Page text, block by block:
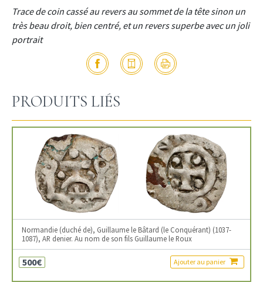
Trace de coin cassé au revers au sommet de la tête sinon un
très beau droit, bien centré, et un revers superbe avec un joli
portrait
PRODUITS LIÉS
Normandie (duché de), Guillaume le Bâtard (le Conquérant) (1037-
1087), AR denier. Au nom de son fils Guillaume le Roux
500€ Ajouter au panier